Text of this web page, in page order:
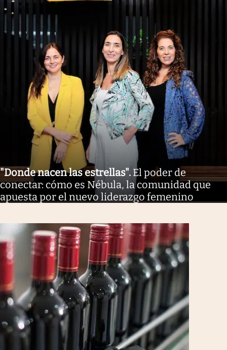
"Donde nacen las estrellas". El poder de
conectar: cómo es Nébula, la comunidad que
apuesta por el nuevo liderazgo femenino